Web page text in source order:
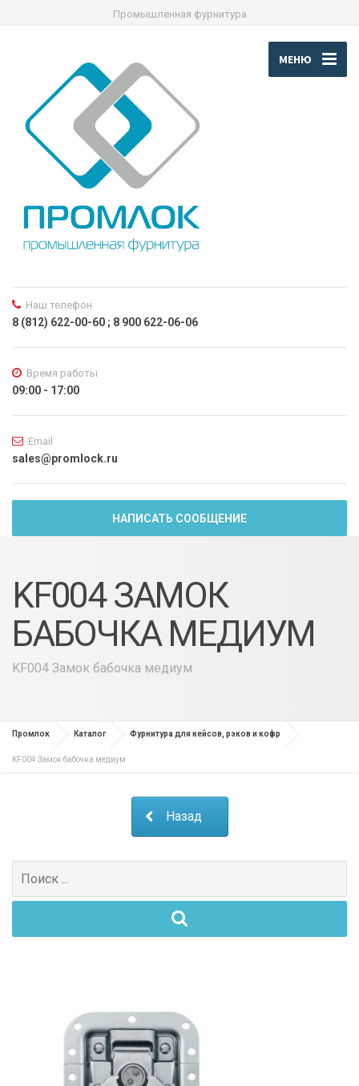
Промышленная фурнитура
МЕНЮ
Наш телефон
8 (812) 622-00-60 ; 8 900 622-06-06
Время работы
09:00 - 17:00
Email
sales@promlock.ru
НАПИСАТЬ СООБЩЕНИЕ
KF004 ЗАМОК
БАБОЧКА МЕДИУМ
KF004 Замок бабочка медиум
Промлок Каталог Фурнитура для кейсов, рэков и кофр
KF004 Замок бабочка медиум
Назад
Поиск
для: